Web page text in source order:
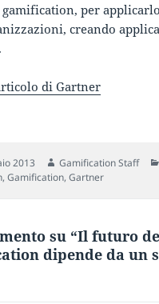
gamification, per
creando
di Gartner
2013 Autore
Gamification Staff
,Gamification,Gartner
su “Il futuro
dipende da un